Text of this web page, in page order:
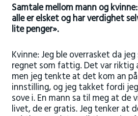
Samtale mellom mann og
alle er elsket og har verdighet
lite penger».
Kvinne: Jeg ble overrasket da
regnet som fattig. Det var riktig
men jeg tenkte at det kom an
innstilling, og jeg takket fordi
sove i. En mann sa til meg at de
livet, de er gratis. Jeg tenker at